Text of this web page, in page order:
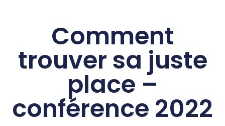
Comment
trouver sa juste
place –
conférence 2022